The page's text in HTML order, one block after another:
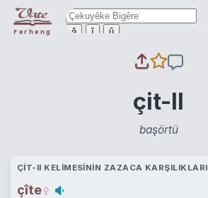
Ferheng ê î û
çit-II
başörtü
ÇIT-II KELIMESININ ZAZACA KARŞILIKLARI
çîte